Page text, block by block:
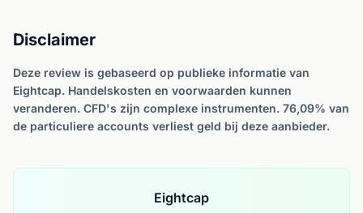
Disclaimer
Deze review is gebaseerd op publieke informatie van
Eightcap. Handelskosten en voorwaarden kunnen
veranderen. CFD's zijn complexe instrumenten. 76,09% van
de particuliere accounts verliest geld bij deze aanbieder.
Eightcap